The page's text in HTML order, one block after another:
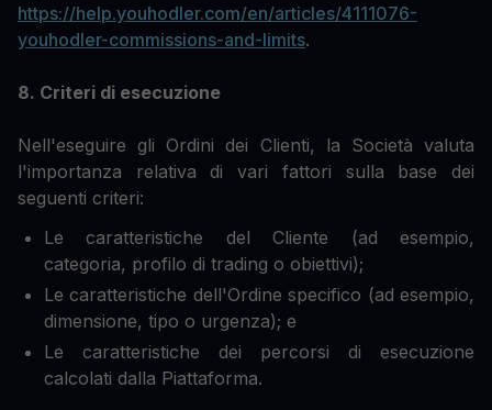
https://help.youhodler.com/en/articles/4111076-
youhodler-commissions-and-limits.
8. Criteri di esecuzione
Nell'eseguire gli Ordini dei Clienti, la Società valuta
l'importanza relativa di vari fattori sulla base dei
seguenti criteri:
Le caratteristiche del Cliente (ad esempio,
categoria, profilo di trading o obiettivi);
Le caratteristiche dell'Ordine specifico (ad esempio,
dimensione, tipo o urgenza); e
Le caratteristiche dei percorsi di esecuzione
calcolati dalla Piattaforma.